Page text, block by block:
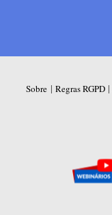
Sobre | Regras RGPD|